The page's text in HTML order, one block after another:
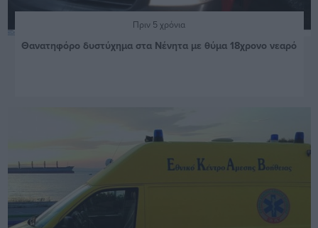
Πριν 5 χρόνια
Θανατηφόρο δυστύχημα στα Νένητα με θύμα 18χρονο νεαρό